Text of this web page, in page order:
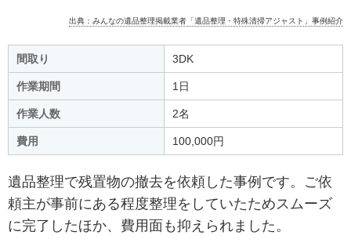
出典：みんなの遺品整理掲載業者「遺品整理・特殊清掃アジャスト」事例紹介
間取り 3DK
作業期間 1日
作業人数 2名
費用 100,000円
遺品整理で残置物の撤去を依頼した事例です。ご依
頼主が事前にある程度整理をしていたためスムーズ
に完了したほか、費用面も抑えられました。